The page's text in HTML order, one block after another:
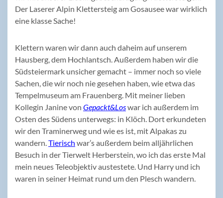
Der Laserer Alpin Klettersteig am Gosausee war wirklich
eine klasse Sache!
Klettern waren wir dann auch daheim auf unserem
Hausberg, dem Hochlantsch. Außerdem haben wir die
Südsteiermark unsicher gemacht – immer noch so viele
Sachen, die wir noch nie gesehen haben, wie etwa das
Tempelmuseum am Frauenberg. Mit meiner lieben
Kollegin Janine von Gepackt&Loswar ich außerdem im
Osten des Südens unterwegs: in Klöch. Dort erkundeten
wir den Traminerweg und wie es ist, mit Alpakas zu
wandern.Tierisch war’s außerdem beim alljährlichen
Besuch in der Tierwelt Herberstein, wo ich das erste Mal
mein neues Teleobjektiv austestete. Und Harry und ich
waren in seiner Heimat rund um den Plesch wandern.